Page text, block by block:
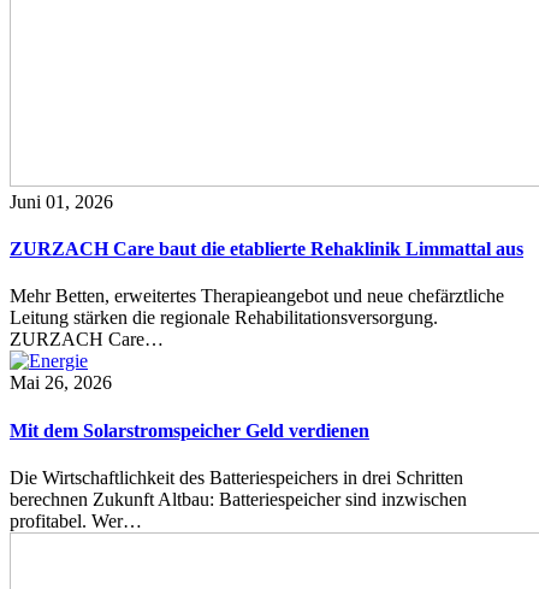
Juni 01, 2026
ZURZACH Care baut die etablierte Rehaklinik Limmattal aus
Mehr Betten, erweitertes Therapieangebot und neue chefärztliche
Leitung stärken die regionale Rehabilitationsversorgung.
ZURZACH Care…
Mai 26, 2026
Mit dem Solarstromspeicher Geld verdienen
Die Wirtschaftlichkeit des Batteriespeichers in drei Schritten
berechnen Zukunft Altbau: Batteriespeicher sind inzwischen
profitabel. Wer…